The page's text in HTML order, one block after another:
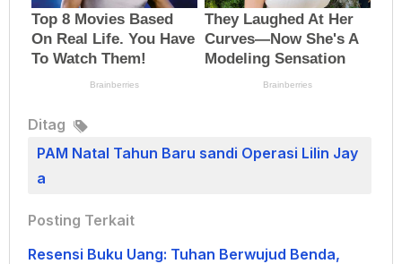
Ditag
PAM Natal Tahun Baru sandi Operasi Lilin Jay
a
Posting Terkait
Resensi Buku Uang: Tuhan Berwujud Benda,